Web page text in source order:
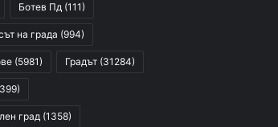
Ботев Пд (111)
на града (994)
(5981) Градът (31284)
град (1358)